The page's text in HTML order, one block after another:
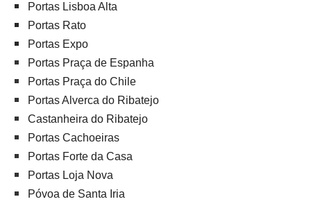
Portas Lisboa Alta
Portas Rato
Portas Expo
Portas Praça de Espanha
Portas Praça do Chile
Portas Alverca do Ribatejo
Castanheira do Ribatejo
Portas Cachoeiras
Portas Forte da Casa
Portas Loja Nova
Póvoa de Santa Iria